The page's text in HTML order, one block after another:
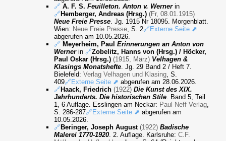
🔗 A. F. S.Feuilleton. Anton v. Wernerin
🔗Hemberger, Andreas (Hrsg.) (Fr, 08.01.1915)
Neue Freie Presse. Jg. 1915 Nr 18095. Morgenblatt.
Wien: Neue Freie Presse, S. 2🔗Externe Seite ⬈
abgerufen am 10.05.2026.
🔗 Meyerheim, PaulErinnerungen an Anton von
Wernerin🔗Zobelitz, Hanns von (Hrsg.) / Höcker,
Paul Oskar (Hrsg.) (1915, März) Velhagen &
Klasings Monatshefte. Jg. 29 Band 2 / Heft 7.
Bielefeld:Verlag Velhagen und Klasing, S.
409🔗Externe Seite ⬈ abgerufen am 28.06.2026.
🔗Haack, Friedrich (1922) Die Kunst des XIX.
Jahrhunderts. Die historischen Stile. Band 5, Teil
1, 6 Auflage. Esslingen am Neckar: Paul Neff Verlag,
S. 286-287🔗Externe Seite ⬈ abgerufen am
10.05.2026.
🔗Beringer, Joseph August (1922) Badische
Malerei 1770-1920. 2. Auflage. Karlsruhe:C.F.